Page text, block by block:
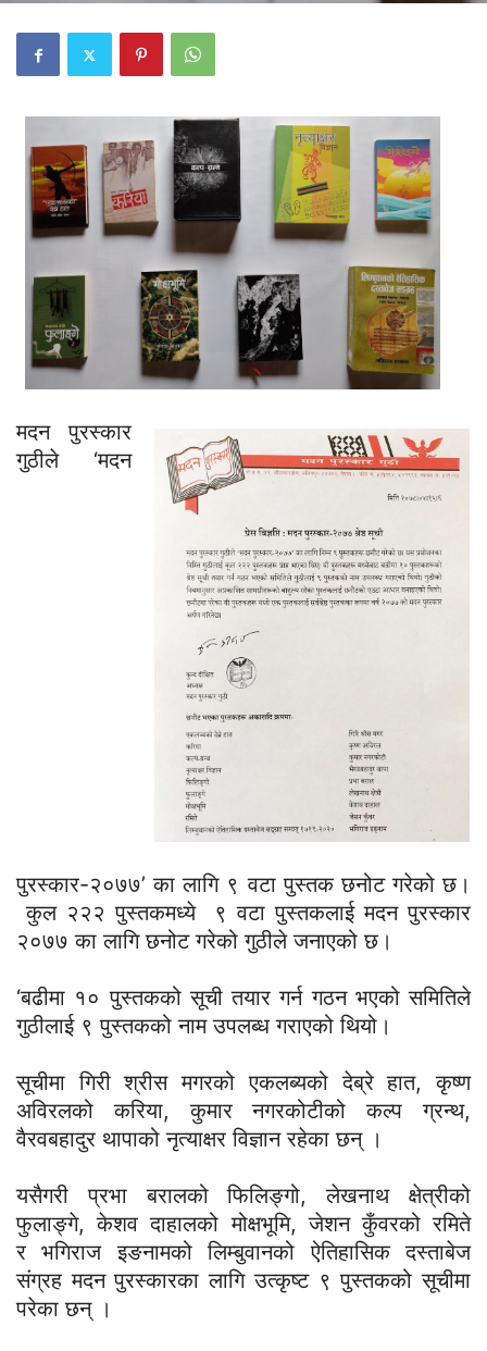
मदन पुरस्कार
गुठीले ‘मदन
पुरस्कार-२०७७’ का लागि ९ वटा पुस्तक छनोट गरेको छ।
कुल २२२ पुस्तकमध्ये ९ वटा पुस्तकलाई मदन पुरस्कार
२०७७ का लागि छनोट गरेको गुठीले जनाएको छ।
‘बढीमा १० पुस्तकको सूची तयार गर्न गठन भएको समितिले
गुठीलाई ९ पुस्तकको नाम उपलब्ध गराएको थियो।
सूचीमा गिरी श्रीस मगरको एकलब्यको देब्रे हात, कृष्ण
अविरलको करिया, कुमार नगरकोटीको कल्प ग्रन्थ,
वैरवबहादुर थापाको नृत्याक्षर विज्ञान रहेका छन् ।
यसैगरी प्रभा बरालको फिलिङ्गो, लेखनाथ क्षेत्रीको
फुलाङ्गे, केशव दाहालको मोक्षभूमि, जेशन कुँवरको रमिते
र भगिराज इङनामको लिम्बुवानको ऐतिहासिक दस्ताबेज
संग्रह मदन पुरस्कारका लागि उत्कृष्ट ९ पुस्तकको सूचीमा
परेका छन् ।